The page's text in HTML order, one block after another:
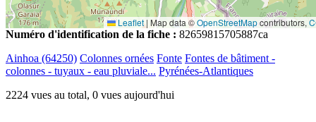
Leaflet | Map data ©OpenStreetMapcontributors,
Numéro d'identification de la fiche : 82659815705887ca
Ainhoa (64250) Colonnes ornées Fonte Fontes de bâtiment -
colonnes - tuyaux - eau pluviale... Pyrénées-Atlantiques
2224 vues au total, 0 vues aujourd'hui